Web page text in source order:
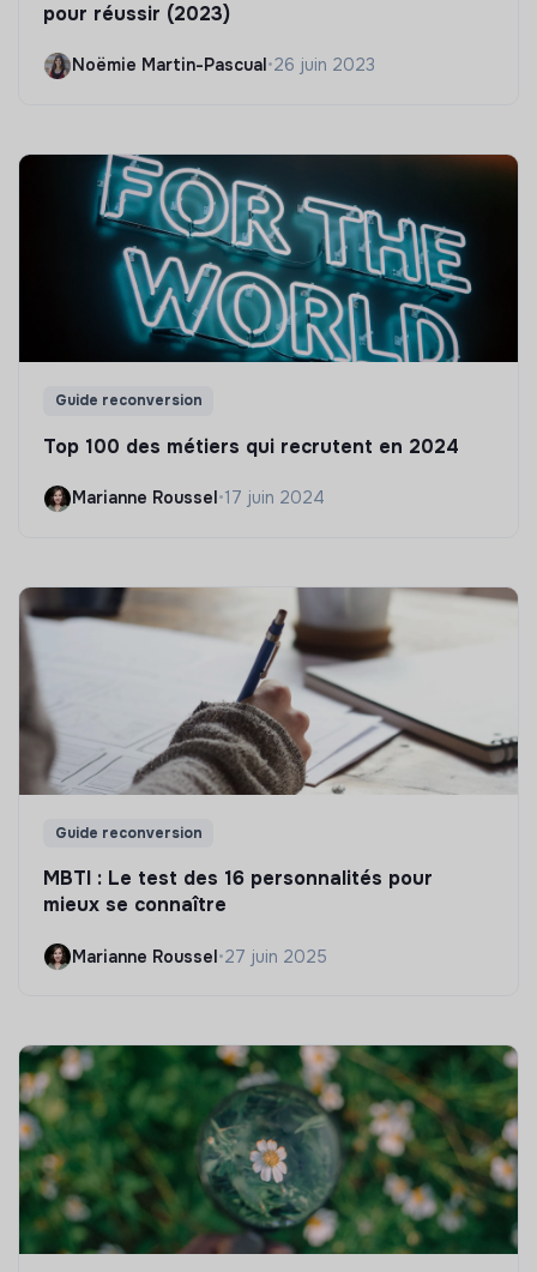
pour réussir (2023)
Noëmie Martin-Pascual •26 juin 2023
Guide reconversion
Top 100 des métiers qui recrutent en 2024
Marianne Roussel•17 juin 2024
Guide reconversion
MBTI : Le test des 16 personnalités pour
mieux se connaître
Marianne Roussel•27 juin 2025